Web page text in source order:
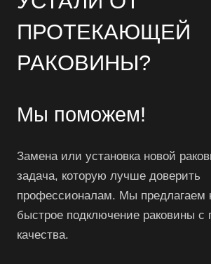
ПРОТЕКАЮЩЕЙ
РАКОВИНЫ?
Мы поможем!
Замена или установка новой
задача, которую лучше доверить
профессионалам. Мы предлагаем
быстрое подключение раковины с
качества.